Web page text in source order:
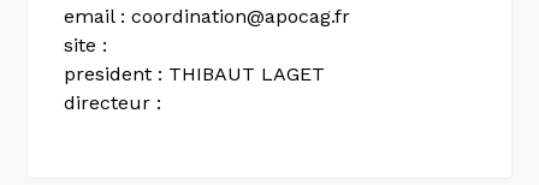
email :coordination@apocag.fr
site :
president : THIBAUT LAGET
directeur :